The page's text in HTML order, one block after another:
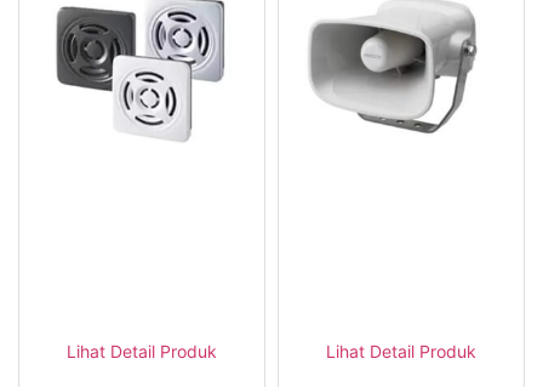
Lihat Detail Produk Lihat Detail Produk